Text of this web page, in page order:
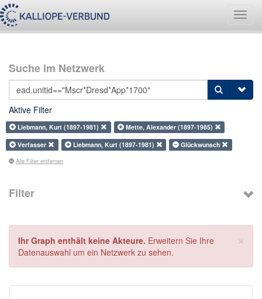
Suche im Netzwerk
Aktive Filter
Liebmann, Kurt (1897-1981)
Mette, Alexander (1897-1985)
Verfasser
Liebmann, Kurt (1897-1981) Glückwunsch
Alle Filter entfernen
Filter
×
Ihr Graph enthält keine Akteure. Erweitern Sie Ihre
Datenauswahl um ein Netzwerk zu sehen.